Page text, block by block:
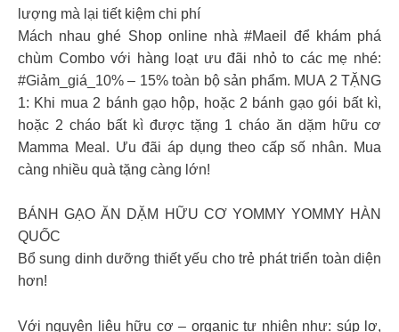
lượng mà lại tiết kiệm chi phí
Mách nhau ghé Shop online nhà #Maeil để khám phá
chùm Combo với hàng loạt ưu đãi nhỏ to các mẹ nhé:
#Giảm_giá_10% – 15% toàn bộ sản phẩm. MUA 2 TẶNG
1: Khi mua 2 bánh gạo hộp, hoặc 2 bánh gạo gói bất kì,
hoặc 2 cháo bất kì được tặng 1 cháo ăn dặm hữu cơ
Mamma Meal. Ưu đãi áp dụng theo cấp số nhân. Mua
càng nhiều quà tặng càng lớn!
BÁNH GẠO ĂN DẶM HỮU CƠ YOMMY YOMMY HÀN
QUỐC
Bổ sung dinh dưỡng thiết yếu cho trẻ phát triển toàn diện
hơn!
Với nguyên liệu hữu cơ – organic tự nhiên như: súp lơ,